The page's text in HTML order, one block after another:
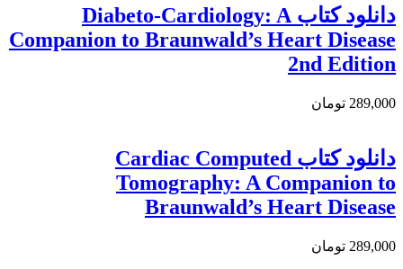
دانلود کتاب Diabeto-Cardiology: A
Companion to Braunwald’s Heart Disease
2nd Edition
289,000 تومان
دانلود کتاب Cardiac Computed
Tomography: A Companion to
Braunwald’s Heart Disease
289,000 تومان